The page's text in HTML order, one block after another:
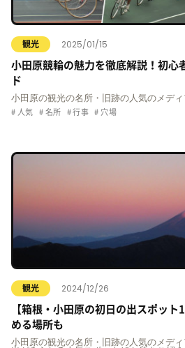
観光 2025/01/15
小田原競輪の魅力を徹底解説！初心
ド
小田原の観光の名所・旧跡の人気のメデ
人気 名所 行事 穴場
観光 2024/12/26
【箱根・小田原の初日の出スポッ
める場所も
小田原の観光の名所・旧跡の人気のメデ